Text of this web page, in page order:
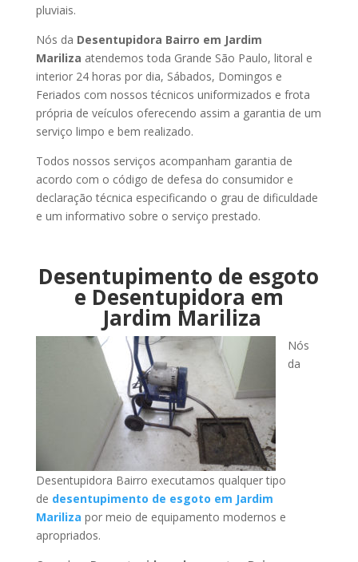
pluviais.
Nós da Desentupidora Bairro em Jardim
Mariliza atendemos toda Grande São Paulo, litoral e
interior 24 horas por dia, Sábados, Domingos e
Feriados com nossos técnicos uniformizados e frota
própria de veículos oferecendo assim a garantia de um
serviço limpo e bem realizado.
Todos nossos serviços acompanham garantia de
acordo com o código de defesa do consumidor e
declaração técnica especificando o grau de dificuldade
e um informativo sobre o serviço prestado.
Desentupimento de esgoto
e Desentupidora em
Jardim Mariliza
Nós
da
Desentupidora Bairro executamos qualquer tipo
de desentupimento de esgoto em Jardim
Mariliza por meio de equipamento modernos e
apropriados.